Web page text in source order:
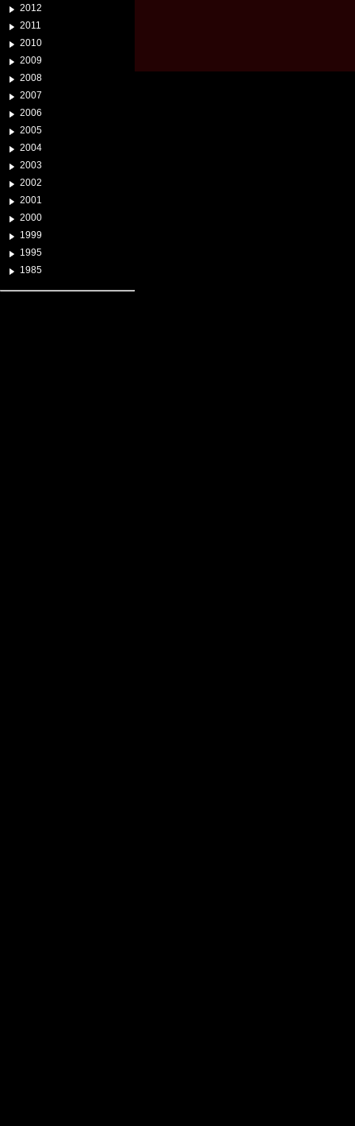
2012
2011
2010
2009
2008
2007
2006
2005
2004
2003
2002
2001
2000
1999
1995
1985